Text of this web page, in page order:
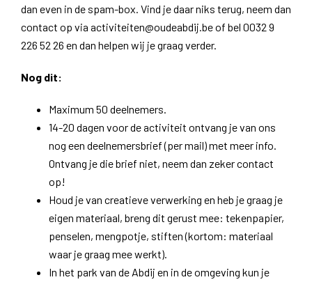
dan even in de spam-box. Vind je daar niks terug, neem dan
contact op via activiteiten@oudeabdij.be of bel 0032 9
226 52 26 en dan helpen wij je graag verder.
​Nog dit:
Maximum 50 deelnemers.
14-20 dagen voor de activiteit ontvang je van ons
nog een deelnemersbrief (per mail) met meer info.
Ontvang je die brief niet, neem dan zeker contact
op!
Houd je van creatieve verwerking en heb je graag je
eigen materiaal, breng dit gerust mee: tekenpapier,
penselen, mengpotje, stiften (kortom: materiaal
waar je graag mee werkt).
In het park van de Abdij en in de omgeving kun je